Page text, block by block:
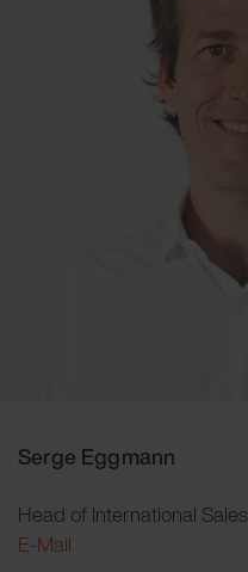
Serge Eggmann
Head of International Sales
E-Mail